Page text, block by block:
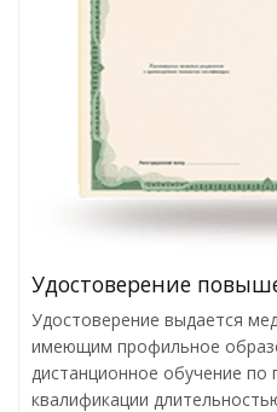
Удостоверение
Удостоверение выдается
имеющим профильное
дистанционное обучение
квалификации